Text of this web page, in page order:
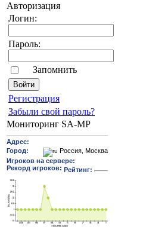
Авторизация
Логин:
Пароль:
Запомнить
Pегиcтрaция
Забыли свой пароль?
Мониторинг SA-MP